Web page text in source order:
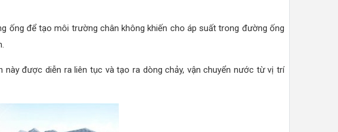
ống để tạo môi trường chân không khiến cho áp suất trong đường ống
được diễn ra liên tục và tạo ra dòng chảy, vận chuyển nước từ vị trí